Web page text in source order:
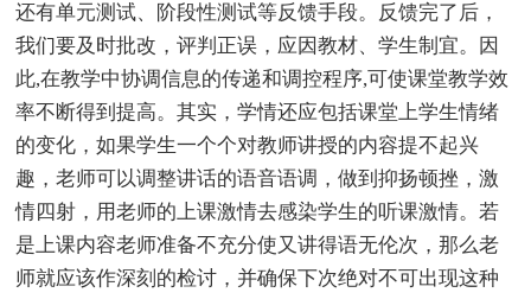
还有单元测试、阶段性测试等反馈手段。反馈完了后，
我们要及时批改，评判正误，应因教材、学生制宜。因
此,在教学中协调信息的传递和调控程序,可使课堂教学效
率不断得到提高。其实，学情还应包括课堂上学生情绪
的变化，如果学生一个个对教师讲授的内容提不起兴
趣，老师可以调整讲话的语音语调，做到抑扬顿挫，激
情四射，用老师的上课激情去感染学生的听课激情。若
是上课内容老师准备不充分使又讲得语无伦次，那么老
师就应该作深刻的检讨，并确保下次绝对不可出现这种